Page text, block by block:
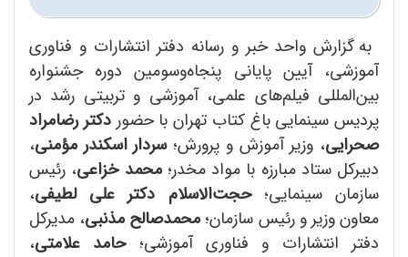
به گزارش واحد خبر و رسانه دفتر انتشارات و فناوری
آموزشی، آیین پایانی پنجاه‌وسومین دوره جشنواره
بین‌المللی فیلم‌های علمی، آموزشی و تربیتی رشد در
پردیس سینمایی باغ کتاب تهران با حضوردکتر رضامراد
صحرایی، وزیر آموزش و پرورش؛سردار اسکندر مؤمنی،
دبیرکل ستاد مبارزه با مواد مخدر؛محمد خزاعی، رئیس
سازمان سینمایی؛حجت‌الاسلام دکتر علی لطیفی،
معاون وزیر و رئیس سازمان؛ محمدصالح مذنبی، مدیرکل
دفتر انتشارات و فناوری آموزشی؛حامد علامتی،